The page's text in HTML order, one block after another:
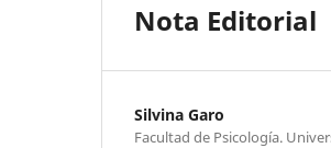
Nota Editorial
Silvina Garo
Facultad de Psicología.